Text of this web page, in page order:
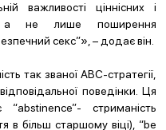
важливості ціннісних і
а не лише поширення
секс”», – додає він.
так званої АВС-стратегії,
поведінки. Ця
“abstinence”- стриманість
в більш старшому віці), “be